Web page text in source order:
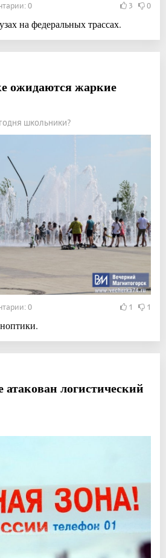
0 3 0
на федеральных трассах.
ожидаются жаркие
школьники?
0 1 1
атакован логистический